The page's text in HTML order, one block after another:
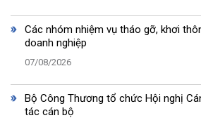
Các nhóm nhiệm vụ tháo gỡ, khơi
doanh nghiệp
07/08/2026
Bộ Công Thương tổ chức Hội nghị
tác cán bộ